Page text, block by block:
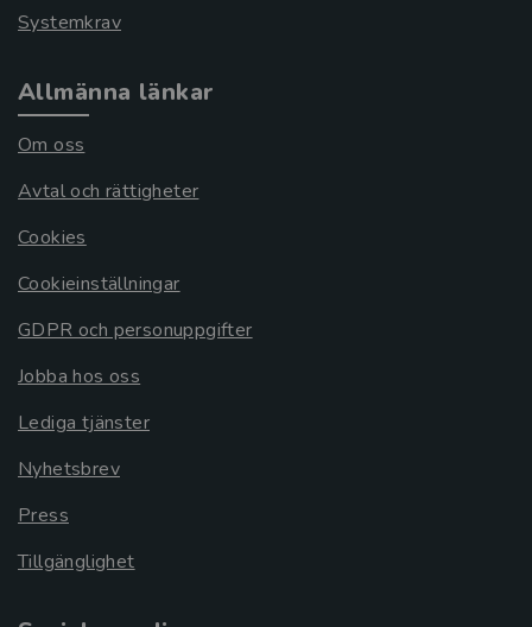
Systemkrav
Allmänna länkar
Om oss
Avtal och rättigheter
Cookies
Cookieinställningar
GDPR och personuppgifter
Jobba hos oss
Lediga tjänster
Nyhetsbrev
Press
Tillgänglighet